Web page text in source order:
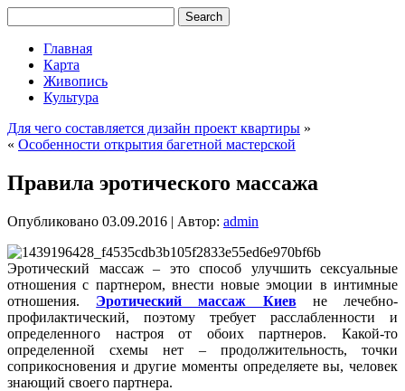
Главная
Карта
Живопись
Культура
Для чего составляется дизайн проект квартиры »
« Особенности открытия багетной мастерской
Правила эротического массажа
Опубликовано 03.09.2016 | Автор: admin
Эротический массаж – это способ улучшить сексуальные
отношения с партнером, внести новые эмоции в интимные
отношения. Эротический массаж Киевне лечебно-
профилактический, поэтому требует расслабленности и
определенного настроя от обоих партнеров. Какой-то
определенной схемы нет – продолжительность, точки
соприкосновения и другие моменты определяете вы, человек
знающий своего партнера.